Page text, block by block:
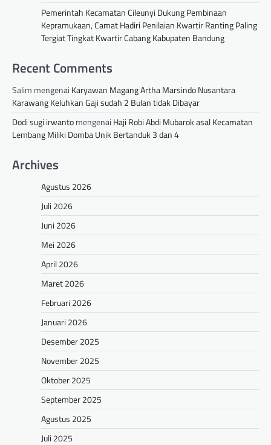
Pemerintah Kecamatan Cileunyi Dukung Pembinaan
Kepramukaan, Camat Hadiri Penilaian Kwartir Ranting Paling
Tergiat Tingkat Kwartir Cabang Kabupaten Bandung
Recent Comments
Salim mengenai Karyawan Magang Artha Marsindo Nusantara
Karawang Keluhkan Gaji sudah 2 Bulan tidak Dibayar
Dodi sugi irwantomengenai Haji Robi Abdi Mubarok asal Kecamatan
Lembang Miliki Domba Unik Bertanduk 3 dan 4
Archives
Agustus 2026
Juli 2026
Juni 2026
Mei 2026
April 2026
Maret 2026
Februari 2026
Januari 2026
Desember 2025
November 2025
Oktober 2025
September 2025
Agustus 2025
Juli 2025